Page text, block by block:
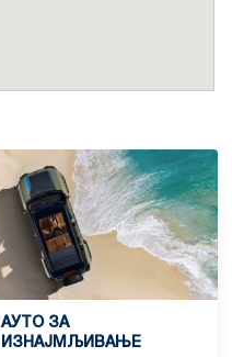
АУТО ЗА
ИЗНАЈМЉИВАЊЕ